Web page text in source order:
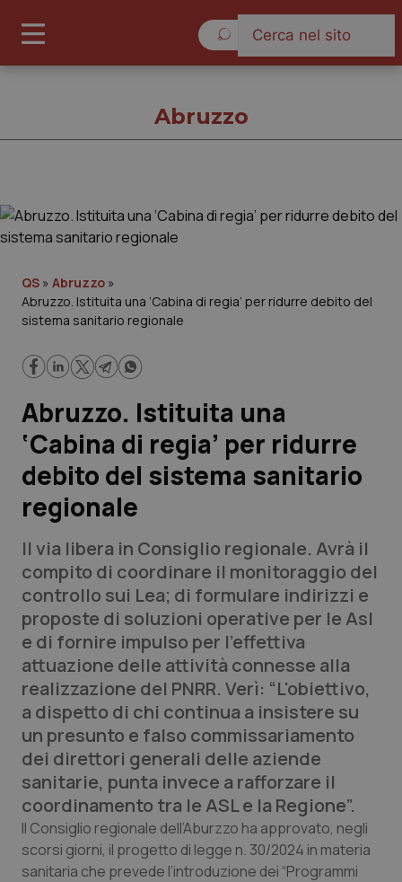
Governo e Parlamento
Regioni e Asl
Lavoro e Professioni
Scienza e Farmaci
Studi e Analisi
Lettere al direttore
Edizioni Regionali
QS Pro
Professionisti Sanitari.AI
Abruzzo
Basilicata
Calabria
Campania
QS Pro Gold
Artrite & artrosi
Asma & BPCO
Car-T
QS Club Newsletter
Abruzzo
QS » Abruzzo »
Abruzzo. Istituita una ‘Cabina di regia’ per ridurre debito del
sistema sanitario regionale
Abruzzo. Istituita una
‘Cabina di regia’ per ridurre
debito del sistema sanitario
regionale
Il via libera in Consiglio regionale. Avrà il
compito di coordinare il monitoraggio del
controllo sui Lea; di formulare indirizzi e
proposte di soluzioni operative per le Asl
e di fornire impulso per l’effettiva
attuazione delle attività connesse alla
realizzazione del PNRR. Verì: “L'obiettivo,
a dispetto di chi continua a insistere su
un presunto e falso commissariamento
dei direttori generali delle aziende
sanitarie, punta invece a rafforzare il
coordinamento tra le ASL e la Regione”.
Il Consiglio regionale dell’Aburzzo ha approvato, negli
scorsi giorni, il progetto di legge n. 30/2024 in materia
sanitaria che prevede l’introduzione dei “Programmi